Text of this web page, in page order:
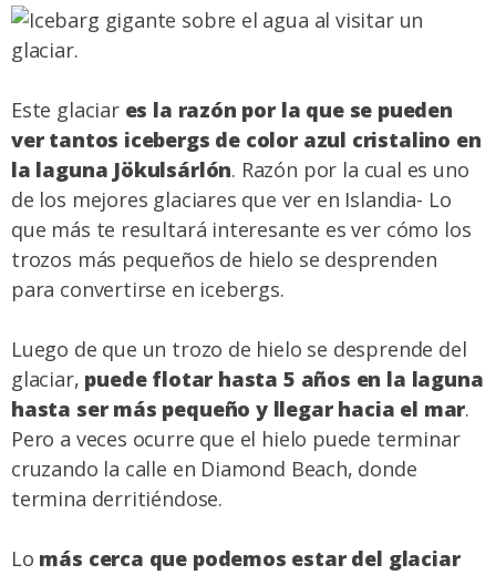
Este glaciar es la razón por la que se pueden
ver tantos icebergs de color azul cristalino en
la laguna Jökulsárlón. Razón por la cual es uno
de los mejores glaciares que ver en Islandia- Lo
que más te resultará interesante es ver cómo los
trozos más pequeños de hielo se desprenden
para convertirse en icebergs.
Luego de que un trozo de hielo se desprende del
glaciar, puede flotar hasta 5 años en la laguna
hasta ser más pequeño y llegar hacia el mar.
Pero a veces ocurre que el hielo puede terminar
cruzando la calle en Diamond Beach, donde
termina derritiéndose.
Lo más cerca que podemos estar del glaciar